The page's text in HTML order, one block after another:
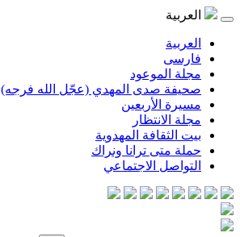
العربية
العربية
فارسی
مجلة الموعود
صحيفة صدى المهدي (عجّل الله فرجه)
مسيرة الأربعين
مجلة الانتظار
بيت الثقافة المهدوية
حملة متى ترانا ونراك
التواصل الاجتماعي